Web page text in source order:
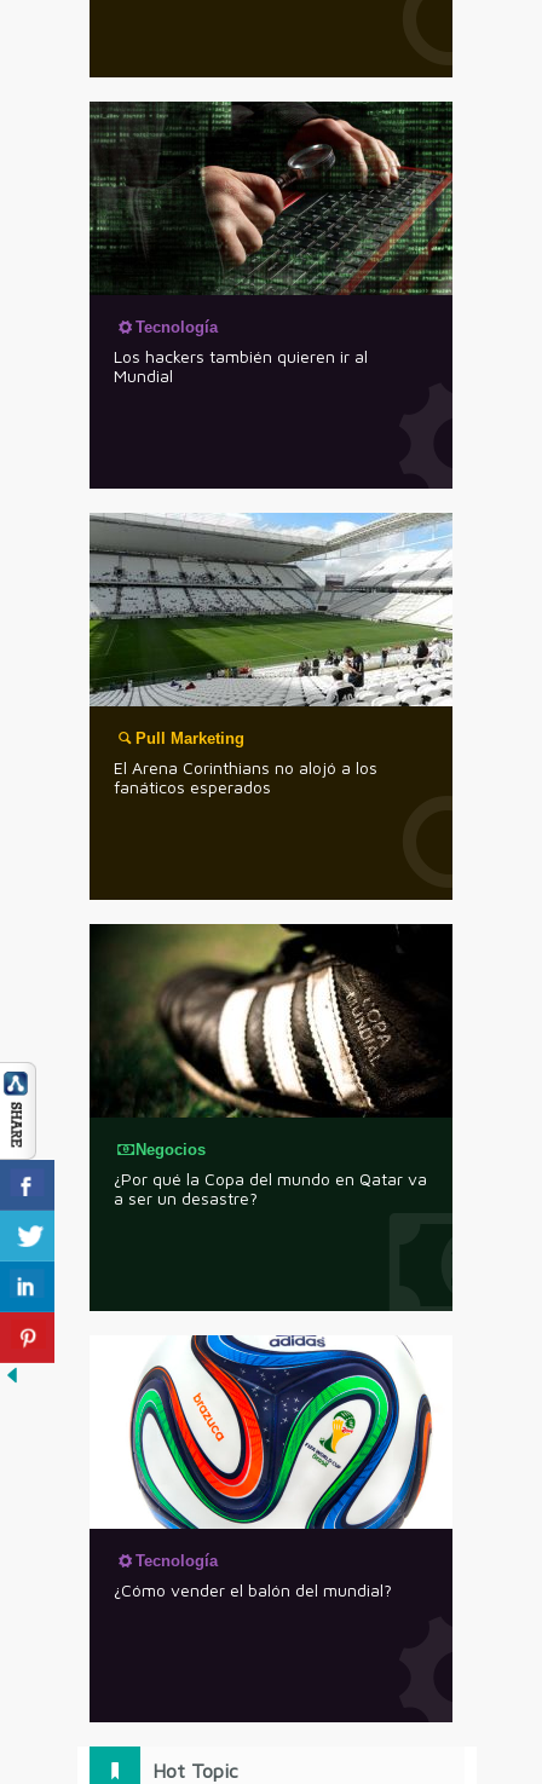
Tecnología
Los hackers también quieren ir al
Mundial
Pull Marketing
El Arena Corinthians no alojó a los
fanáticos esperados
Negocios
¿Por qué la Copa del mundo en Qatar va
a ser un desastre?
Tecnología
¿Cómo vender el balón del mundial?
Hot Topic